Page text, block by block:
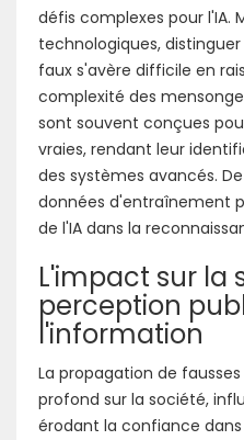
défis complexes pour l'IA.
technologiques,
faux s'avère difficile en
complexité des
sont souvent conçues
vraies, rendant leur
des systèmes avancés.
données d'entraînement
de l'IA dans la
L'impact sur la
perception
l'information
La propagation de
profond sur la société,
érodant la confiance